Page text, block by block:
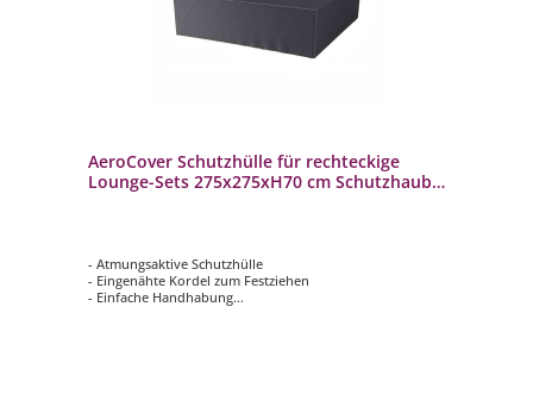
AeroCover Schutzhülle für rechteckige
Lounge-Sets 275x275xH70 cm Schutzhaube
- Atmungsaktive Schutzhülle
- Eingenähte Kordel zum Festziehen
- Einfache Handhabung